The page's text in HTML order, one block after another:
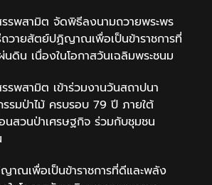
รรพสามิต จัดพิธีลงนามถวายพระพร
วายสัตย์ปฏิญาณเพื่อเป็นข้าราชการที่
ดิน เนื่องในโอกาสวันเฉลิมพระชนม
รพสามิต เข้าร่วมงานวันสถาปนา
รมป่าไม้ ครบรอบ 79 ปี ภายใต้
นสวนป่าเศรษฐกิจ ร่วมกับชุมชน
ณเพื่อเป็นข้าราชการที่ดีและพลัง